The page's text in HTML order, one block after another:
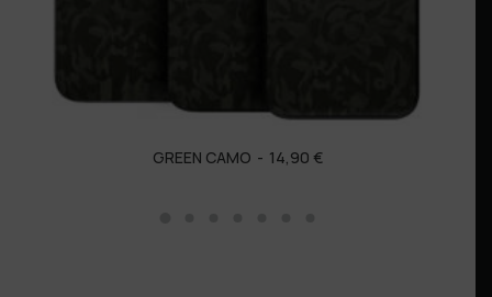
GREEN CAMO 14,90 €